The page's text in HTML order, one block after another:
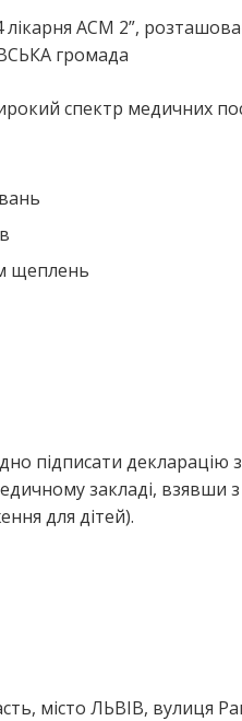
лікарня АСМ 2”,
громада
спектр медичних
щеплень
підписати декларацію
закладі, взявши
для дітей).
місто ЛЬВІВ, вулиця